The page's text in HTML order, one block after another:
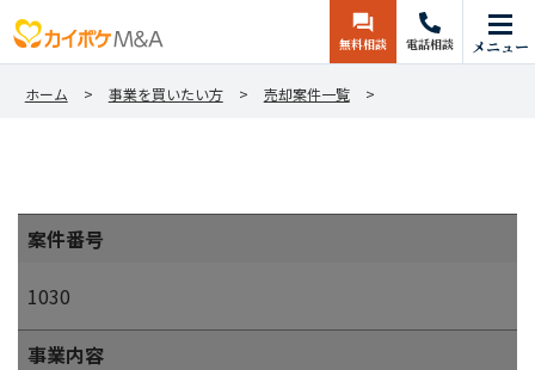
無料相談 電話相談 メニュー
ホーム 事業を買いたい方 売却案件一覧
案件番号
1030
事業内容